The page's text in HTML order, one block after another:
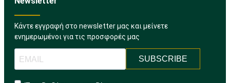
Κάντε εγγραφή στο newsletter μας και μείνετε
ενημερωμένοι για τις προσφορές μας
SUBSCRIBE